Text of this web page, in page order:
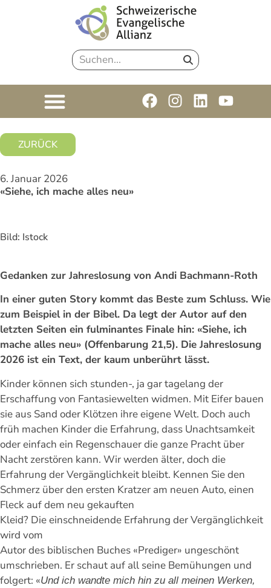
ZURÜCK
6. Januar 2026
«Siehe, ich mache alles neu»
Bild: Istock
Gedanken zur Jahreslosung von Andi Bachmann-Roth
In einer guten Story kommt das Beste zum Schluss. Wie
zum Beispiel in der Bibel. Da legt der Autor auf den
letzten Seiten ein fulminantes Finale hin: «Siehe, ich
mache alles neu» (Offenbarung 21,5). Die Jahreslosung
2026 ist ein Text, der kaum unberührt lässt.
Kinder können sich stunden-, ja gar tagelang der
Erschaffung von Fantasiewelten widmen. Mit Eifer bauen
sie aus Sand oder Klötzen ihre eigene Welt. Doch auch
früh machen Kinder die Erfahrung, dass Unachtsamkeit
oder einfach ein Regenschauer die ganze Pracht über
Nacht zerstören kann. Wir werden älter, doch die
Erfahrung der Vergänglichkeit bleibt. Kennen Sie den
Schmerz über den ersten Kratzer am neuen Auto, einen
Fleck auf dem neu gekauften
Kleid? Die einschneidende Erfahrung der Vergänglichkeit
wird vom
Autor des biblischen Buches «Prediger» ungeschönt
umschrieben. Er schaut auf all seine Bemühungen und
folgert: «Und ich wandte mich hin zu all meinen Werken,